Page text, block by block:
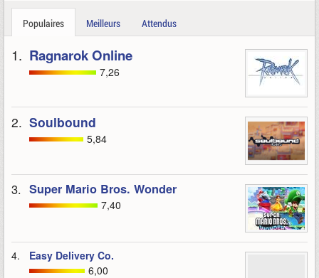
Populaires Meilleurs Attendus
1. Ragnarok Online
7,26
2. Soulbound
5,84
3. Super Mario Bros. Wonder
7,40
4.
Easy Delivery Co.
6,00